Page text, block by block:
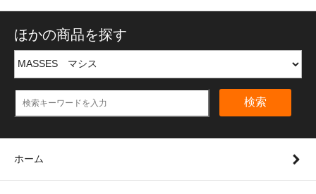
ほかの商品を探す
検索
ホーム